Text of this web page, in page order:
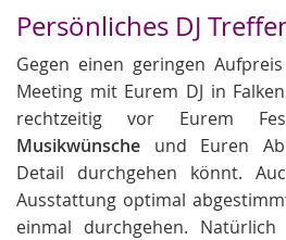
Persönliches DJ
Gegen einen geringen
Meeting mit Eurem DJ in
rechtzeitig vor Eurem
Musikwünsche und Euren
Detail durchgehen könnt.
Ausstattung optimal
einmal durchgehen.